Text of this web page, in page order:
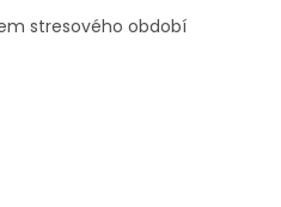
stresového období